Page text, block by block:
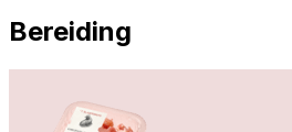
Bereiding